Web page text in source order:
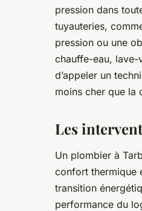
pression dans
tuyauteries,
pression ou une
chauffe-eau, lave-
d’appeler un
moins cher que la
Les
Un plombier à
confort thermique
transition
performance du